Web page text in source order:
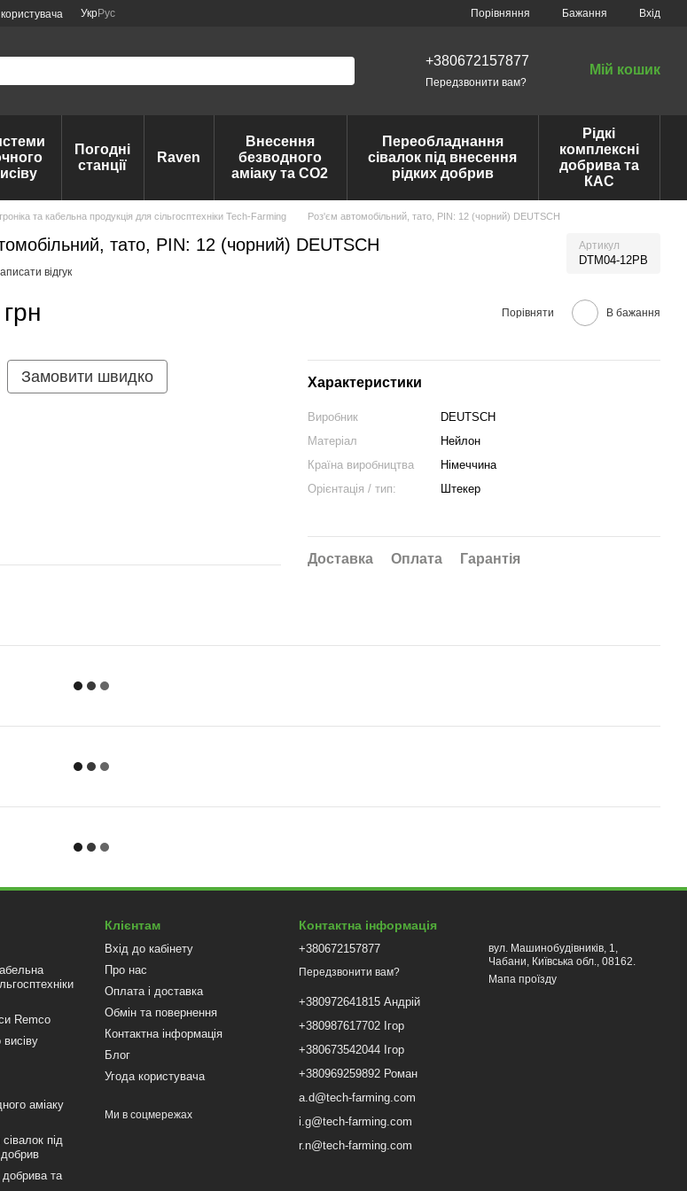
УкрРус Порівняння Бажання Вхід
+380672157877
Передзвонити вам?
Мій кошик
Погодні
станції
Raven
Внесення
безводного
аміаку та CO2
Переобладнання
сівалок під внесення
рідких добрив
Рідкі
комплексні
добрива та
КАС
та кабельна продукція для сільгосптехніки Tech-Farming Роз'єм автомобільний, тато, PIN: 12 (чорний) DEUTSCH
тато, PIN: 12 (чорний) DEUTSCH Артикул
DTM04-12PB
відгук
Порівняти В бажання
Замовити швидко Характеристики
Виробник
DEUTSCH
Матеріал
Нейлон
Країна виробництва
Німеччина
Орієнтація / тип:
Штекер
Доставка Оплата
Гарантія
Remco
аміаку
під
добрива та
Клієнтам
Вхід до кабінету
Про нас
Оплата і доставка
Обмін та повернення
Контактна інформація
Блог
Угода користувача
Ми в соцмережах
Контактна інформація
+380672157877
Передзвонити вам?
+380972641815 Андрій
+380987617702 Ігор
+380673542044 Ігор
+380969259892 Роман
a.d@tech-farming.com
i.g@tech-farming.com
r.n@tech-farming.com
вул. Машинобудівників, 1,
Чабани, Київська обл., 08162.
Мапа проїзду